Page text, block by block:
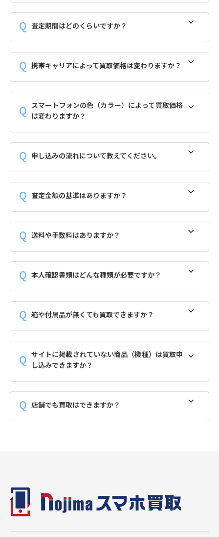
査定期間はどのくらいですか？
携帯キャリアによって買取価格は変わりますか？
スマートフォンの色（カラー）によって買取価格
は変わりますか？
申し込みの流れについて教えてください。
査定金額の基準はありますか？
送料や手数料はありますか？
本人確認書類はどんな種類が必要ですか？
箱や付属品が無くても買取できますか？
サイトに掲載されていない商品（機種）は買取申
し込みできますか？
店舗でも買取はできますか？